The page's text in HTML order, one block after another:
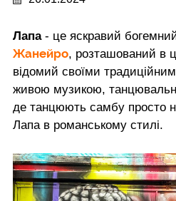
Лапа - це яскравий
Жанейро, розташований в
відомий своїми
живою музикою,
де танцюють самбу просто
Лапа в романському стилі.